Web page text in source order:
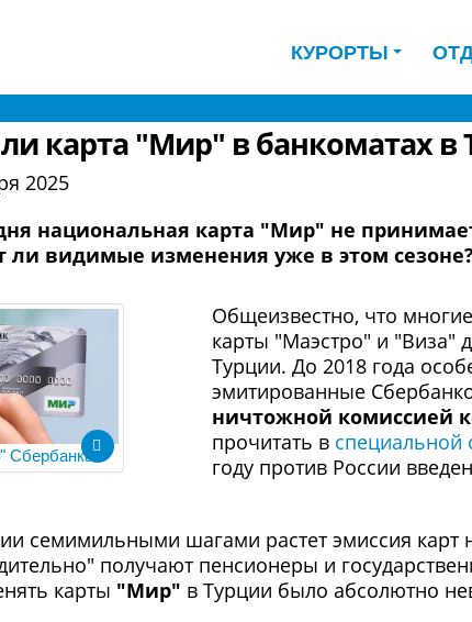
КУРОРТЫ
карта "Мир" в банкоматах в
2025
национальная карта "Мир" не
ли видимые изменения уже в этом
Сбербанка
Общеизвестно, что
карты "Маэстро" и "Виза"
Турции. До 2018 года
эмитированные
ничтожной комиссией
прочитать в специальной
году против России
семимильными шагами растет эмиссия
получают пенсионеры и
карты "Мир" в Турции было абсолютно